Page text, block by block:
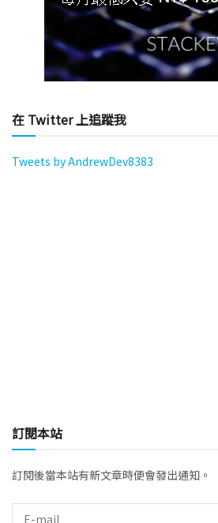
在 Twitter 上追蹤我
Tweets by AndrewDev8383
訂閱本站
訂閱後當本站有新文章時便會發出通知。